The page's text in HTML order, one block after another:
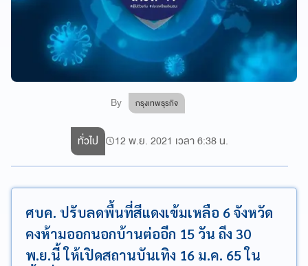
By กรุงเทพธุรกิจ
ทั่วไป 12 พ.ย. 2021 เวลา 6:38 น.
ศบค. ปรับลดพื้นที่สีแดงเข้มเหลือ 6 จังหวัด
คงห้ามออกนอกบ้านต่ออีก 15 วัน ถึง 30
พ.ย.นี้ ให้เปิดสถานบันเทิง 16 ม.ค. 65 ใน